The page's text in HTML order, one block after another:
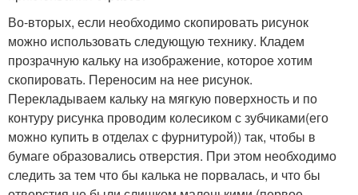
Во-вторых, если необходимо скопировать рисунок
можно использовать следующую технику. Кладем
прозрачную кальку на изображение, которое хотим
скопировать. Переносим на нее рисунок.
Перекладываем кальку на мягкую поверхность и по
контуру рисунка проводим колесиком с зубчиками(его
можно купить в отделах с фурнитурой)) так, чтобы в
бумаге образовались отверстия. При этом необходимо
следить за тем что бы калька не порвалась, и что бы